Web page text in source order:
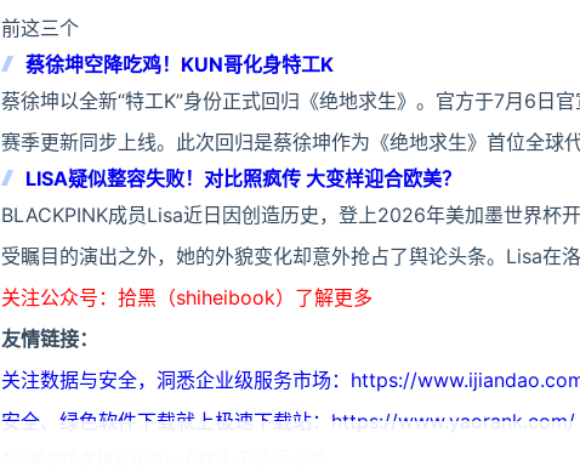
前这三个
蔡徐坤空降吃鸡！KUN哥化身特工K
蔡徐坤以全新“特工K”身份正式回归《绝地求生》。官方于7月6日
赛季更新同步上线。此次回归是蔡徐坤作为《绝地求生》首位全球
LISA疑似整容失败！对比照疯传 大变样迎合欧美？
BLACKPINK成员Lisa近日因创造历史，登上2026年美加墨世界杯
受瞩目的演出之外，她的外貌变化却意外抢占了舆论头条。Lisa在
关注公众号：拾黑（shiheibook）了解更多
友情链接：
关注数据与安全，洞悉企业级服务市场：https://
安全、绿色软件下载就上极速下载站：https://www.yaorank.com/